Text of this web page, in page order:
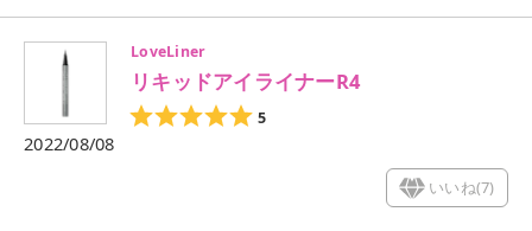
アイメイク #アイシャドウ #単色シャドウ #ラメメイク #映え
るメイクアップ ーーーーーーーーーーーーーーーーーーーーー
～りとオイル状にとろけるバームが肌に負担を かけずにメイク
汚れも毛穴の汚れもすっきりオフ。 洗い上がりはもっちりうる
おいのあるクリアな肌に。 洗うごとに毛穴の気にならない明る
くなめらかな 肌に導く。W洗顔不要の1品2役。 無香料/無着色/
無鉱物油/パラベンフリー ーーーーーーーーーーーーーーーー
っかりしてハチミツが固まった状態みたい！ でも肌に乗せて撫
LoveLiner
リキッドアイライナーR4
5
2022/08/08
いいね(7)